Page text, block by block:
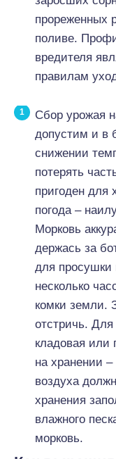
прореженных
поливе.
вредителя
правилам
Сбор урожая
допустим и в
снижении
потерять
пригоден для
погода –
Морковь
держась за
для просушки
несколько
комки земли.
отстричь. Для
кладовая или
на хранении
воздуха
хранения
влажного
морковь.